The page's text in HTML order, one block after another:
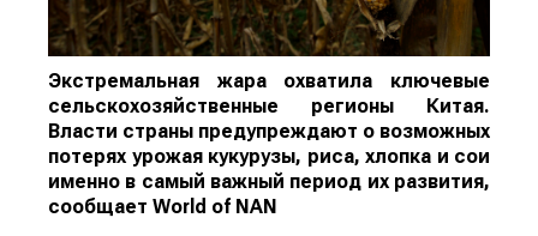
Экстремальная жара охватила ключевые
сельскохозяйственные регионы Китая.
Власти страны предупреждают о возможных
потерях урожая кукурузы, риса, хлопка и сои
именно в самый важный период их развития,
сообщает World of NAN